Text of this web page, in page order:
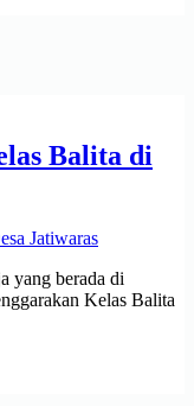
Balita di
yang berada di
Kelas Balita